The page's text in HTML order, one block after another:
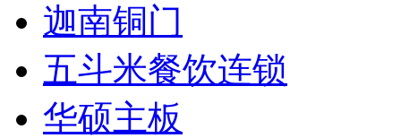
迦南铜门
五斗米餐饮连锁
华硕主板